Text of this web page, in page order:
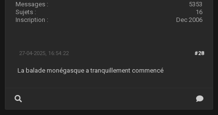
Messages :
5353
Sujets :
16
Inscription :
Dec 2006
#28
27-04-2025, 16:54:22
La balade monégasque a tranquillement commencé